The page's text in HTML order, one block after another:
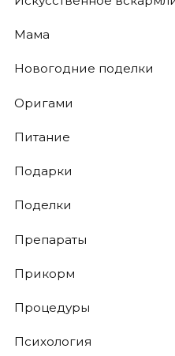
Мама
Новогодние поделки
Оригами
Питание
Подарки
Поделки
Препараты
Прикорм
Процедуры
Психология